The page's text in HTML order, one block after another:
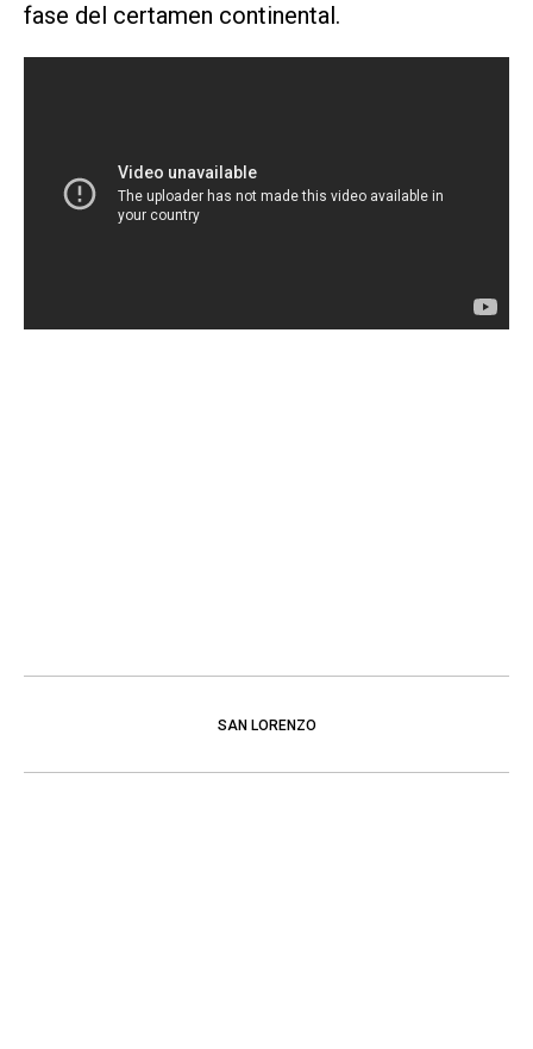
fase del certamen continental.
SAN LORENZO